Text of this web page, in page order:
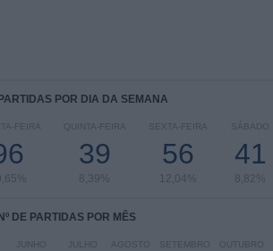
POR DIA DA SEMANA
FEIRA QUINTA-FEIRA
39
8,39%
SEXTA-FEIRA
56
12,04%
SÁBADO
41
8,82%
Nº DE PARTIDAS POR MÊS
JUNHO JULHO AGOSTO SETEMBRO OUTUBRO